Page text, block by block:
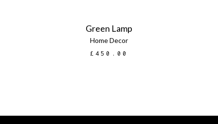
Green Lamp
Home Decor
£ 450.00